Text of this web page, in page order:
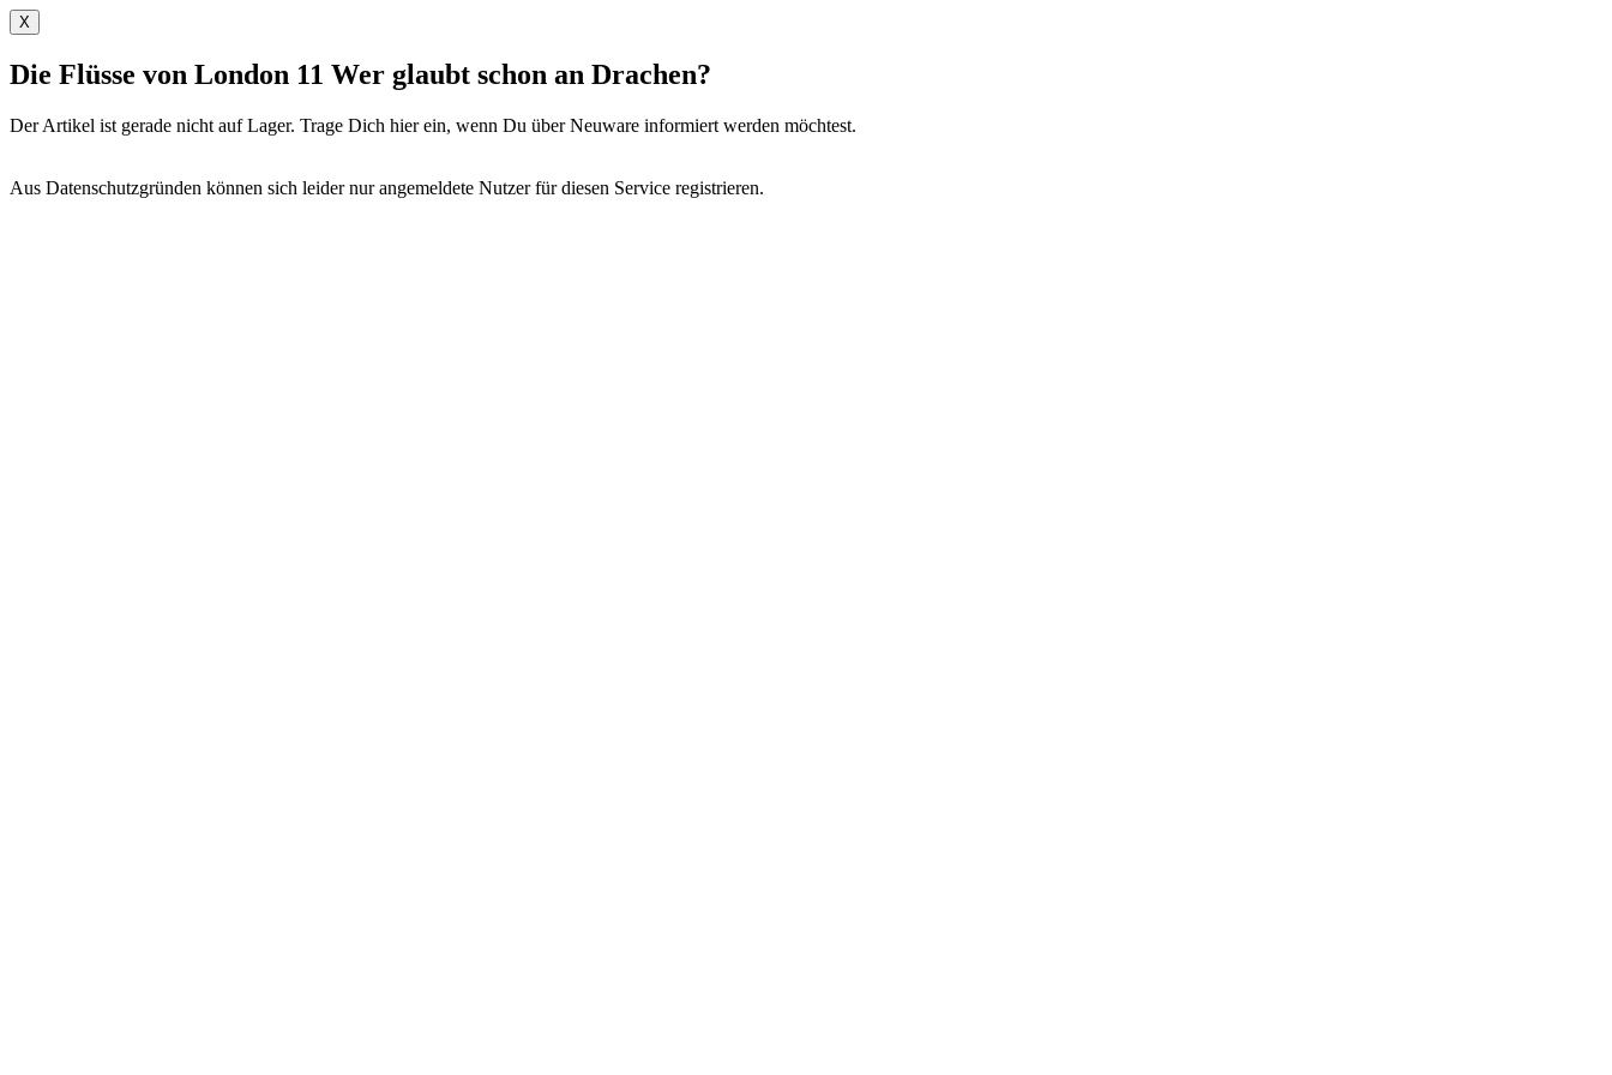
X
Die Flüsse von London 11 Wer glaubt schon an Drachen?
Der Artikel ist gerade nicht auf Lager. Trage Dich hier ein, wenn Du über Neuware informiert werden möchtest.
Aus Datenschutzgründen können sich leider nur angemeldete Nutzer für diesen Service registrieren.